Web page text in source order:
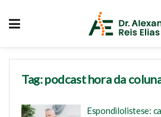
Tag:podcast hora da
Espondilolistese: